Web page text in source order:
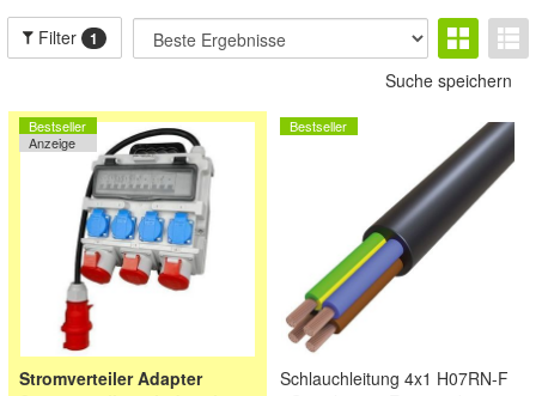
Filter 1
Suche speichern
Bestseller
Anzeige
Stromverteiler Adapter
Bestseller
Schlauchleitung 4x1 H07RN-F